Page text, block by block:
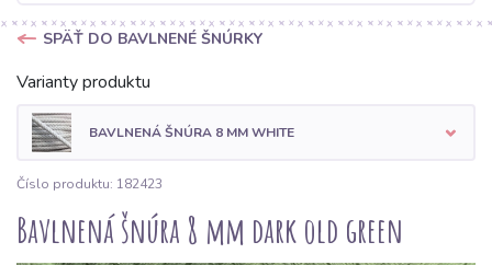
SPÄŤ DO BAVLNENÉ ŠNÚRKY
Varianty produktu
BAVLNENÁ ŠNÚRA 8 MM WHITE
Číslo produktu: 182423
Bavlnená šnúra 8 mm dark old green